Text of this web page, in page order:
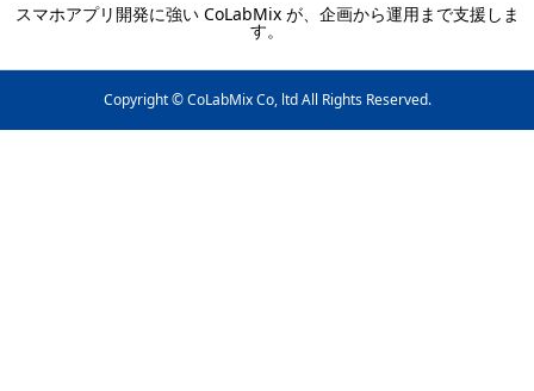
スマホアプリ開発に強い CoLabMix が、企画から運用まで支援しま
す。
Copyright © CoLabMix Co, ltd All Rights Reserved.